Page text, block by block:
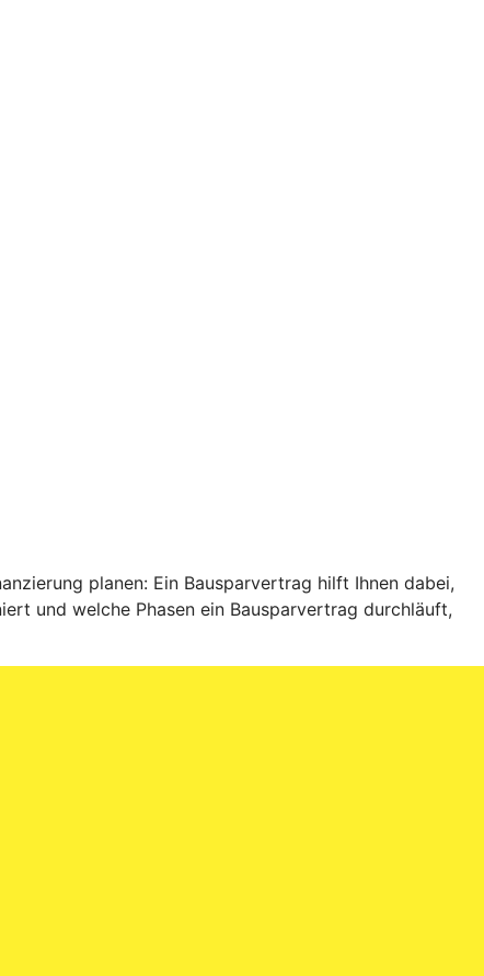
planen: Ein Bausparvertrag hilft Ihnen dabei,
und welche Phasen ein Bausparvertrag durchläuft,